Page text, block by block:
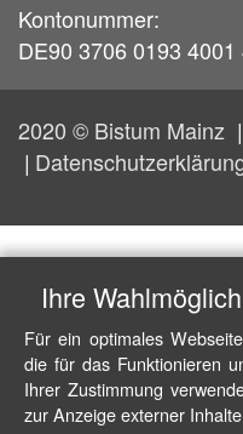
Kontonummer:
DE90 3706 0193
2020 © Bistum Mainz
Ihre
Für ein optimales
die für das Funktionieren
Ihrer Zustimmung
zur Anzeige externer